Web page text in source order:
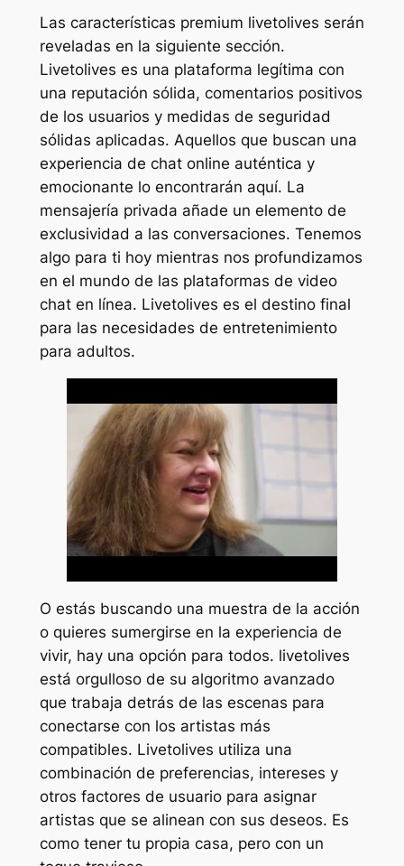
Las características premium livetolives serán
reveladas en la siguiente sección.
Livetolives es una plataforma legítima con
una reputación sólida, comentarios positivos
de los usuarios y medidas de seguridad
sólidas aplicadas. Aquellos que buscan una
experiencia de chat online auténtica y
emocionante lo encontrarán aquí. La
mensajería privada añade un elemento de
exclusividad a las conversaciones. Tenemos
algo para ti hoy mientras nos profundizamos
en el mundo de las plataformas de video
chat en línea. Livetolives es el destino final
para las necesidades de entretenimiento
para adultos.
O estás buscando una muestra de la acción
o quieres sumergirse en la experiencia de
vivir, hay una opción para todos. livetolives
está orgulloso de su algoritmo avanzado
que trabaja detrás de las escenas para
conectarse con los artistas más
compatibles. Livetolives utiliza una
combinación de preferencias, intereses y
otros factores de usuario para asignar
artistas que se alinean con sus deseos. Es
como tener tu propia casa, pero con un